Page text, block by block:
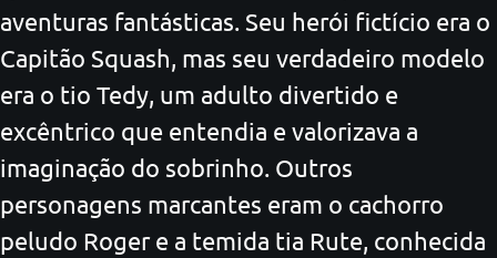
aventuras fantásticas. Seu herói fictício era o
Capitão Squash, mas seu verdadeiro modelo
era o tio Tedy, um adulto divertido e
excêntrico que entendia e valorizava a
imaginação do sobrinho. Outros
personagens marcantes eram o cachorro
peludo Roger e a temida tia Rute, conhecida